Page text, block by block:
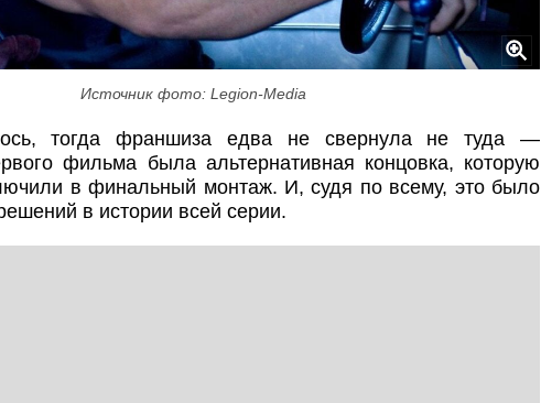
Источник фото: Legion-Media
тогда франшиза едва не свернула не туда —
фильма была альтернативная концовка, которую
в финальный монтаж. И, судя по всему, это было
в истории всей серии.